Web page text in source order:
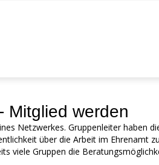
Mitglied werden
Netzwerkes. Gruppenleiter haben
über die Arbeit im Ehrenamt
viele Gruppen die